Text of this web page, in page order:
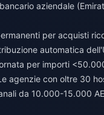
aziendale
per acquisti
automatica
per importi
agenzie con oltre 30
da 10.000-15.000